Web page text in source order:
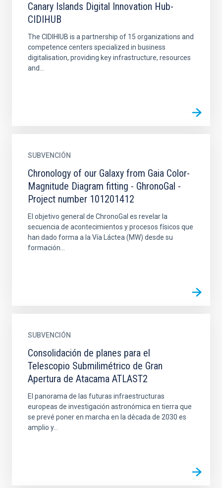
Canary Islands Digital Innovation Hub-
CIDIHUB
The CIDIHIUB is a partnership of 15 organizations and
competence centers specialized in business
digitalisation, providing key infrastructure, resources
and...
SUBVENCIÓN
Chronology of our Galaxy from Gaia Color-
Magnitude Diagram fitting - GhronoGal -
Project number 101201412
El objetivo general de ChronoGal es revelar la
secuencia de acontecimientos y procesos físicos que
han dado forma a la Vía Láctea (MW) desde su
formación...
SUBVENCIÓN
Consolidación de planes para el
Telescopio Submilimétrico de Gran
Apertura de Atacama ATLAST2
El panorama de las futuras infraestructuras
europeas de investigación astronómica en tierra que
se prevé poner en marcha en la década de 2030 es
amplio y...